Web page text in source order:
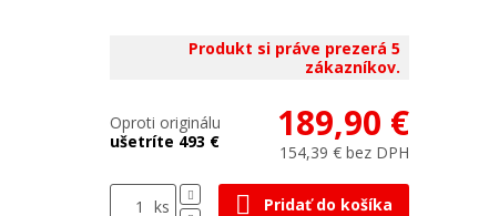
Produkt si práve prezerá 5
zákazníkov.
Oproti originálu
ušetríte 493 €
189,90 €
154,39 € bez DPH
ks Pridať do košíka